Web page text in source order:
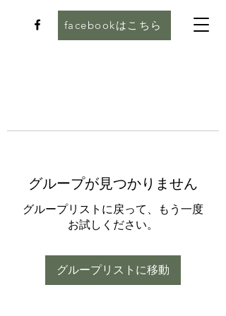
facebookはこちら
グループが見つかりません
グループリストに戻って、もう一度
お試しください。
グループリストに移動